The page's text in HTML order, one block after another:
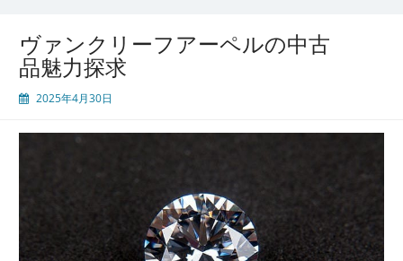
ヴァンクリーフアーペルの中古
品魅力探求
2025年4月30日